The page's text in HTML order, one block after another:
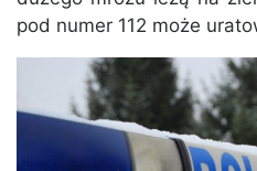
pod numer 112 może